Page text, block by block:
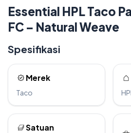
Essential HPL Taco
FC – Natural Weave
Spesifikasi
Merek
Taco HPL
Satuan